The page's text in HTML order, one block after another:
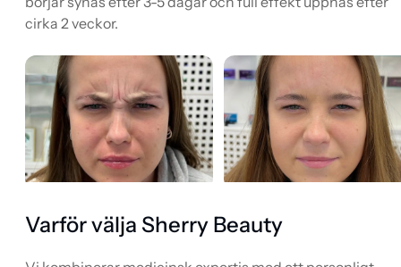
cirka 2 veckor.
Varför välja Sherry Beauty